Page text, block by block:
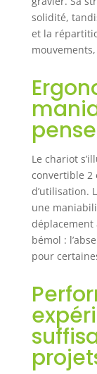
solidité,
et la
Le chariot
convertible 2
d’utilisation.
une
déplacement
bémol :
pour